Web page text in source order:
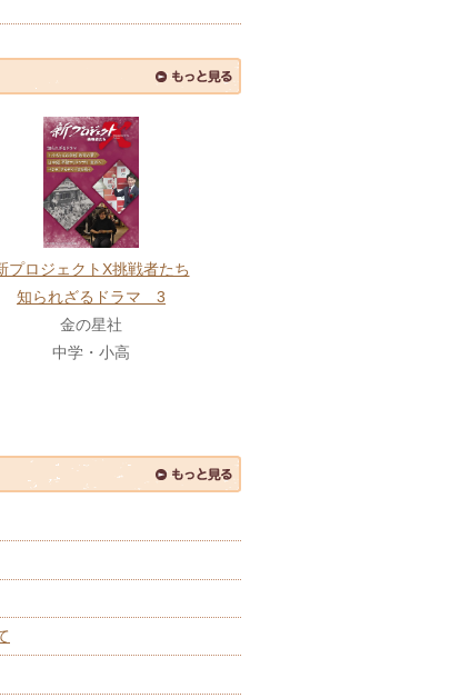
プロジェクトX挑戦者たち
知られざるドラマ 3
金の星社
中学・小高